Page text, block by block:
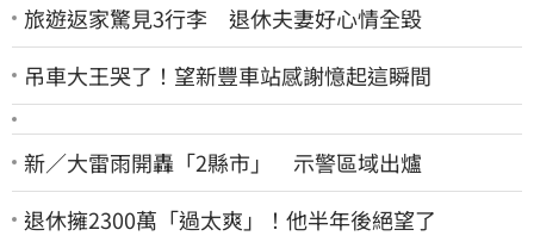
旅遊返家驚見3行李 退休夫妻好心情全毀
吊車大王哭了！望新豐車站感謝憶起這瞬間
新／大雷雨開轟「2縣市」 示警區域出爐
退休擁2300萬「過太爽」！他半年後絕望了